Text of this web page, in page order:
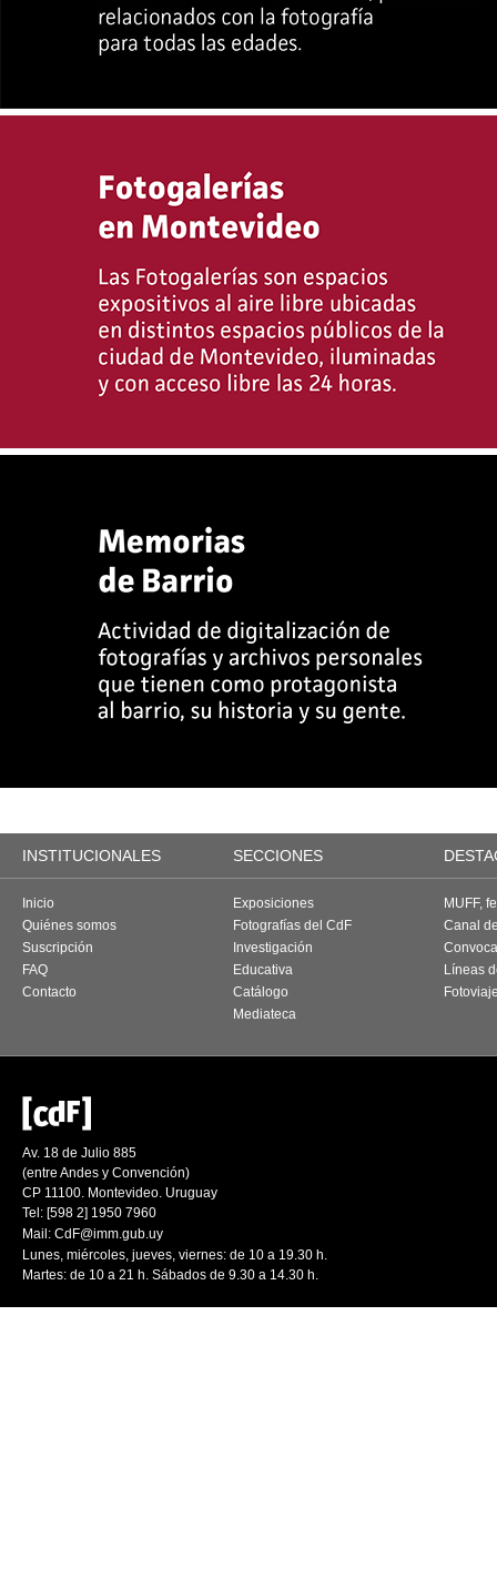
INSTITUCIONALES SECCIONES
Inicio
Quiénes somos
Suscripción
FAQ
Contacto
Exposiciones
Fotografías del CdF
Investigación
Educativa
Catálogo
Mediateca
MUFF,
Canal
Líneas
Av. 18 de Julio 885
(entre Andes y Convención)
CP 11100. Montevideo. Uruguay
Tel: [598 2] 1950 7960
Mail: CdF@imm.gub.uy
Lunes, miércoles, jueves, viernes: de 10 a 19.30 h.
Martes: de 10 a 21 h. Sábados de 9.30 a 14.30 h.